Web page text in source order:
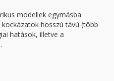
modellek egymásba
hosszú távú (több
hatások, illetve a